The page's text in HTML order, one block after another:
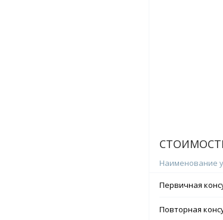
Наименование
Первичная
Повторная